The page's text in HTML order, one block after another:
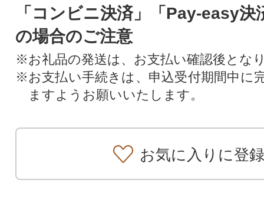
「コンビニ決済」「Pay-easy決
の場合のご注意
※お礼品の発送は、お支払い確認後とな
※お支払い手続きは、申込受付期間中に
ますようお願いいたします。
お気に入りに登録